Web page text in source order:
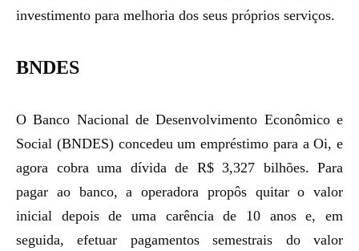
investimento para melhoria dos seus próprios serviços.
BNDES
O Banco Nacional de Desenvolvimento Econômico e
Social (BNDES) concedeu um empréstimo para a Oi, e
agora cobra uma dívida de R$ 3,327 bilhões. Para
pagar ao banco, a operadora propôs quitar o valor
inicial depois de uma carência de 10 anos e, em
seguida, efetuar pagamentos semestrais do valor